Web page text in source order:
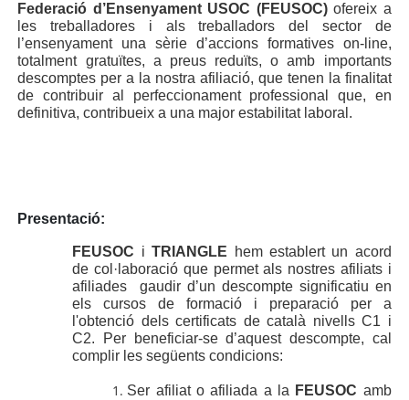
Federació d’Ensenyament USOC (FEUSOC)ofereix a
les treballadores i als treballadors del sector de
l’ensenyament una sèrie d’accions formatives on-line,
totalment gratuïtes, a preus reduïts, o amb importants
descomptes per a la nostra afiliació, que tenen la finalitat
de contribuir al perfeccionament professional que, en
definitiva, contribueix a una major estabilitat laboral.
Presentació:
FEUSOC iTRIANGLE hem establert un acord
de col·laboració que permet als nostres afiliats i
afiliades gaudir d’un descompte significatiu en
els cursos de formació i preparació per a
l'obtenció dels certificats de català nivells C1 i
C2. Per beneficiar-se d’aquest descompte, cal
complir les següents condicions:
Ser afiliat o afiliada a la FEUSOC amb